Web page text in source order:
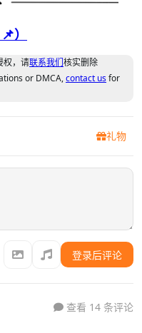
）
权，请联系我们核实删除
or DMCA,contact usfor
礼物
登录后评论
查看 14 条评论